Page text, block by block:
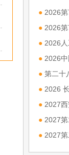
● 2026
● 2026
● 2026
造与高
● 2026
会
● 第二十
展览会
● 2026
新发展大
● 2027
● 2027
览会
● 2027
展览会